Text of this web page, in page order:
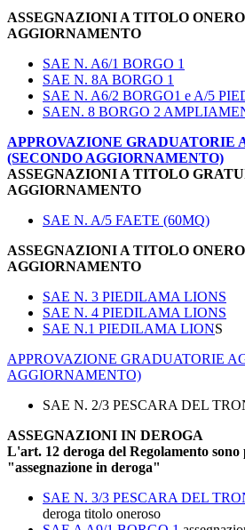
ASSEGNAZIONI A TITOLO
AGGIORNAMENTO
SAE N. A6/1 BORGO 1
SAE N. 8A BORGO 1
SAE N. A6/2 BORGO1 e A/5
SAEN. 8 BORGO 2
APPROVAZIONE GRADUATORIE
(SECONDO AGGIORNAMENTO)
ASSEGNAZIONI A TITOLO
AGGIORNAMENTO
SAE N. A/5 FAETE (60MQ)
ASSEGNAZIONI A TITOLO
AGGIORNAMENTO
SAE N. 3 PIEDILAMA LIONS
SAE N. 4 PIEDILAMA LIONS
SAE N.1 PIEDILAMA LIONS
APPROVAZIONE GRADUATORIE
AGGIORNAMENTO)
SAE N. 2/3 PESCARA DEL
ASSEGNAZIONI IN DEROGA
L'art. 12 deroga del Regolamento
"assegnazione in deroga"
SAE N. 3/3 PESCARA DEL
deroga titolo oneroso